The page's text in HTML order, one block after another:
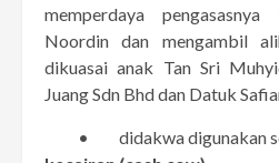
memperdaya
Noordin dan mengambil
dikuasai anak Tan Sri
Juang Sdn Bhd dan Datuk
• didakwa digunakan